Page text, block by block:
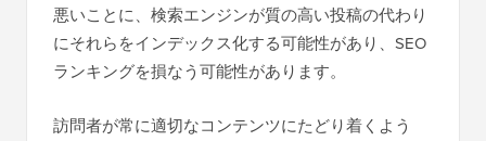
悪いことに、検索エンジンが質の高い投稿の代わり
にそれらをインデックス化する可能性があり、SEO
ランキングを損なう可能性があります。
訪問者が常に適切なコンテンツにたどり着くよう